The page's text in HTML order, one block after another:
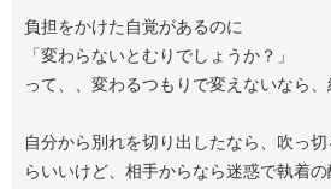
負担をかけた自覚があるのに
「変わらないとむりでしょうか？」
って、、変わるつもりで変えないなら、
自分から別れを切り出したなら、吹っ
らいいけど、相手からなら迷惑で執着